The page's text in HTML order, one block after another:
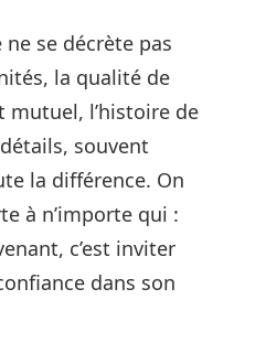
se décrète pas
la qualité de
mutuel, l’histoire de
souvent
la différence. On
à n’importe qui :
c’est inviter
dans son